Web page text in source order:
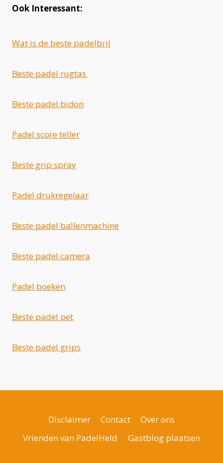
Ook Interessant:
Wat is de beste padelbril
Beste padel rugtas
Beste padel bidon
Padel score teller
Beste grip spray
Padel drukregelaar
Beste padel ballenmachine
Beste padel camera
Padel boeken
Beste padel pet
Beste padel grips
Disclaimer Contact
Over ons
Vrienden van PadelHeld
Gastblog plaatsen